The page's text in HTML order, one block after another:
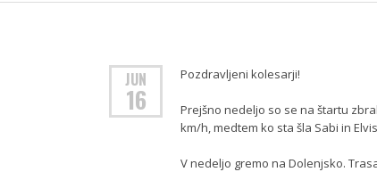
JUN
16
Pozdravljeni kolesarji!
Prejšno nedeljo so se na štartu
km/h, medtem ko sta šla Sabi in
V nedeljo gremo na Dolenjsko.